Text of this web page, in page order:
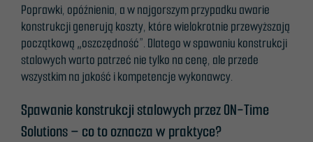
Poprawki, opóźnienia, a w najgorszym przypadku awarie
konstrukcji generują koszty, które wielokrotnie przewyższają
początkową „oszczędność”. Dlatego w spawaniu konstrukcji
stalowych warto patrzeć nie tylko na cenę, ale przede
wszystkim na jakość i kompetencje wykonawcy.
Spawanie konstrukcji stalowych przez ON-Time
Solutions – co to oznacza w praktyce?